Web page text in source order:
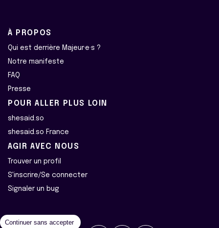
À PROPOS
Qui est derrière Majeur·e·s ?
Notre manifeste
FAQ
Presse
POUR ALLER PLUS LOIN
shesaid.so
shesaid.so France
AGIR AVEC NOUS
Trouver un profil
S'inscrire/Se connecter
Signaler un bug
Continuer sans accepter